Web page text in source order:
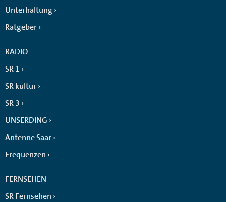
Unterhaltung
Ratgeber
RADIO
SR 1
SR kultur
SR 3
UNSERDING
Antenne Saar
Frequenzen
FERNSEHEN
SR Fernsehen